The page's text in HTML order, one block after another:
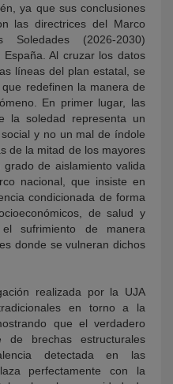
ya que sus conclusiones
las directrices del Marco
Soledades (2026-2030)
Al cruzar los datos
líneas del plan estatal, se
que redefinen la manera de
En primer lugar, las
la soledad representa un
y no un mal de índole
de la mitad de los mayores
de aislamiento valida
nacional, que insiste en
condicionada de forma
de salud y
el sufrimiento de manera
donde se vulneran dichos
realizada por la UJA
en torno a la
que el verdadero
de brechas estructurales
detectada en las
perfectamente con la